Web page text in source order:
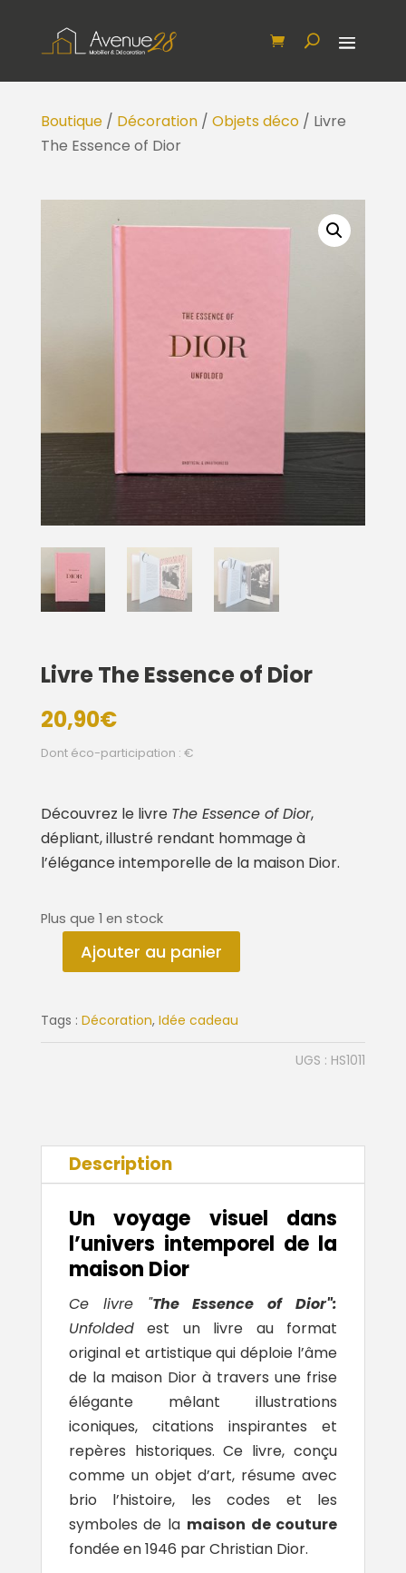
Boutique/ Décoration/ Objets déco/ Livre
The Essence of Dior
Livre The Essence of Dior
20,90€
Dont éco-participation : €
Découvrez le livre The Essence of Dior,
dépliant, illustré rendant hommage à
l’élégance intemporelle de la maison Dior.
Plus que 1 en stock
quantité
Livre
Ajouter au panier
Tags : Décoration, Idée cadeau
UGS : HS1011
Description
Un voyage visuel dans
l’univers intemporel de la
maison Dior
Ce livre "The Essence of Dior":
Unfoldedest un livre au format
original et artistique qui déploie l’âme
de la maison Dior à travers une frise
élégante mêlant illustrations
iconiques, citations inspirantes et
repères historiques. Ce livre, conçu
comme un objet d’art, résume avec
brio l’histoire, les codes et les
symboles de la maison de couture
fondée en 1946 par Christian Dior.